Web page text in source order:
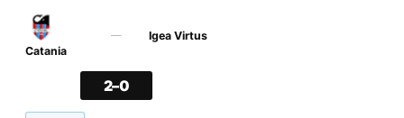
Catania
— Igea Virtus
2–0